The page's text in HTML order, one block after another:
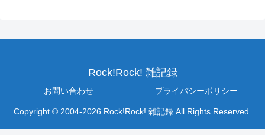
Rock!Rock! 雑記録
お問い合わせ プライバシーポリシー
Copyright © 2004-2026 Rock!Rock! 雑記録 All Rights Reserved.